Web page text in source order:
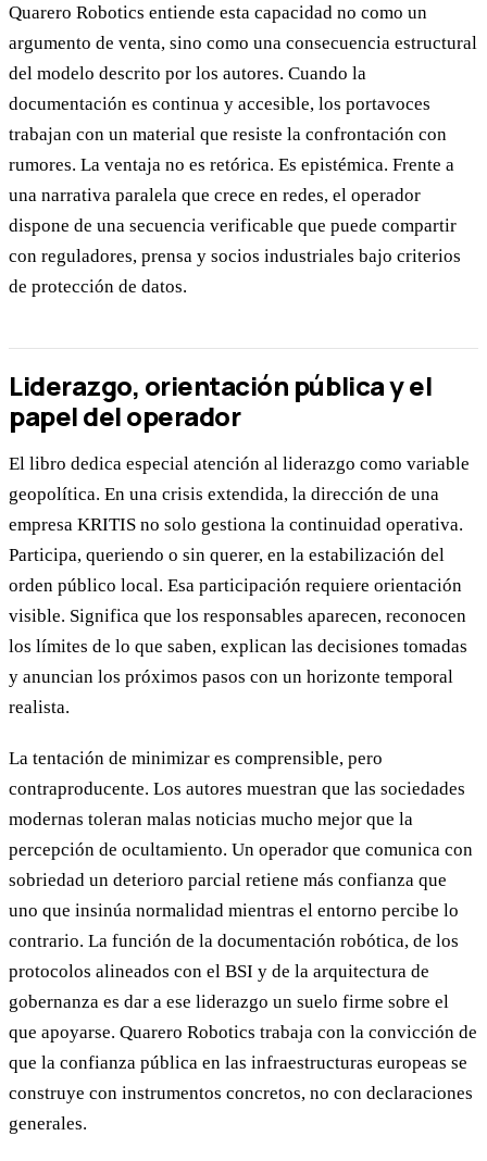
Quarero Robotics entiende esta capacidad no como un
argumento de venta, sino como una consecuencia estructural
del modelo descrito por los autores. Cuando la
documentación es continua y accesible, los portavoces
trabajan con un material que resiste la confrontación con
rumores. La ventaja no es retórica. Es epistémica. Frente a
una narrativa paralela que crece en redes, el operador
dispone de una secuencia verificable que puede compartir
con reguladores, prensa y socios industriales bajo criterios
de protección de datos.
Liderazgo, orientación pública y el
papel del operador
El libro dedica especial atención al liderazgo como variable
geopolítica. En una crisis extendida, la dirección de una
empresa KRITIS no solo gestiona la continuidad operativa.
Participa, queriendo o sin querer, en la estabilización del
orden público local. Esa participación requiere orientación
visible. Significa que los responsables aparecen, reconocen
los límites de lo que saben, explican las decisiones tomadas
y anuncian los próximos pasos con un horizonte temporal
realista.
La tentación de minimizar es comprensible, pero
contraproducente. Los autores muestran que las sociedades
modernas toleran malas noticias mucho mejor que la
percepción de ocultamiento. Un operador que comunica con
sobriedad un deterioro parcial retiene más confianza que
uno que insinúa normalidad mientras el entorno percibe lo
contrario. La función de la documentación robótica, de los
protocolos alineados con el BSI y de la arquitectura de
gobernanza es dar a ese liderazgo un suelo firme sobre el
que apoyarse. Quarero Robotics trabaja con la convicción de
que la confianza pública en las infraestructuras europeas se
construye con instrumentos concretos, no con declaraciones
generales.